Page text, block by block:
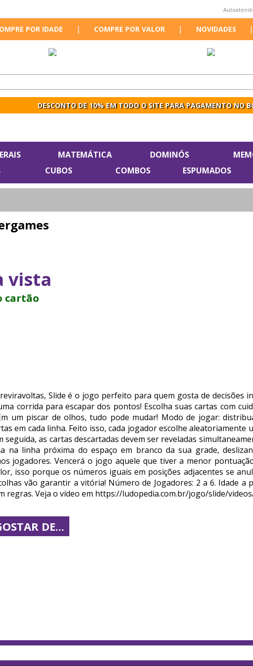
POR IDADE | COMPRE POR VALOR | NOVIDADES |
DESCONTO DE 10% EM TODO O SITE PARA PAGAMENTO NO
MATEMÁTICA DOMINÓS
CUBOS COMBOS ESPUMADOS
vista
cartão
Slide é o jogo perfeito para quem gosta de decisões
corrida para escapar dos pontos! Escolha suas cartas com
um piscar de olhos, tudo pode mudar! Modo de jogar:
em cada linha. Feito isso, cada jogador escolhe
seguida, as cartas descartadas devem ser reveladas
na linha próxima do espaço em branco da sua grade,
jogadores. Vencerá o jogo aquele que tiver a menor
isso porque os números iguais em posições adjacentes se
vão garantir a vitória! Número de Jogadores: 2 a 6. Idade
regras. Veja o vídeo em https://ludopedia.com.br/jogo/slide/
DE...